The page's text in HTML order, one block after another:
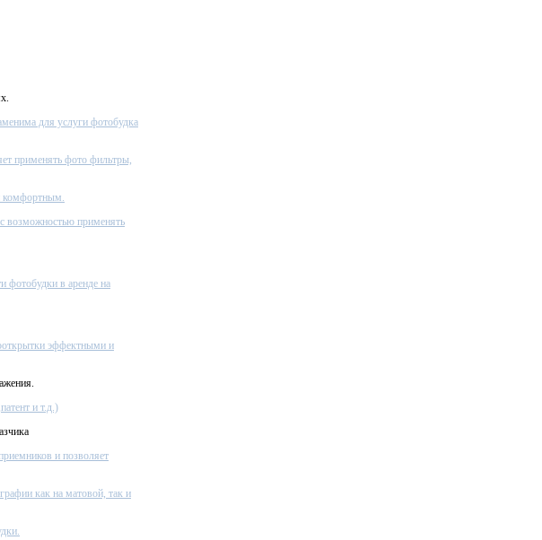
для услуги фотобудка
применять фото фильтры,
комфортным.
возможностью применять
фотобудки в аренде на
эффектными и
и т.д.)
и позволяет
как на матовой, так и